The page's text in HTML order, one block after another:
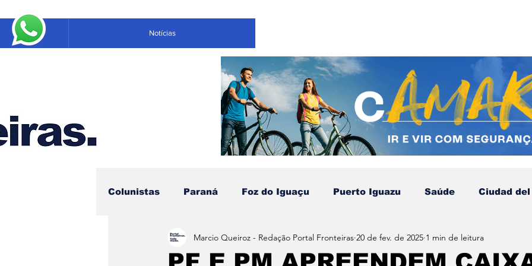
Notícias
Colunistas Paraná Foz do Iguaçu Puerto Iguazu Saúde Ciudad
Educação Negócios Compras no Paraguai Esporte Turismo
Marcio Queiroz - Redação Portal Fronteiras 20 de fev. de 2025 1 min de leitura